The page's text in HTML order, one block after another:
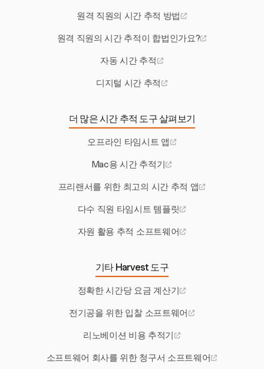
원격 직원의 시간 추적 방법
원격 직원의 시간 추적이 합법인가요?
자동 시간 추적
디지털 시간 추적
더 많은 시간 추적 도구 살펴보기
오프라인 타임시트 앱
Mac용 시간 추적기
프리랜서를 위한 최고의 시간 추적 앱
다수 직원 타임시트 템플릿
자원 활용 추적 소프트웨어
기타 Harvest 도구
정확한 시간당 요금 계산기
전기공을 위한 입찰 소프트웨어
리노베이션 비용 추적기
소프트웨어 회사를 위한 청구서 소프트웨어